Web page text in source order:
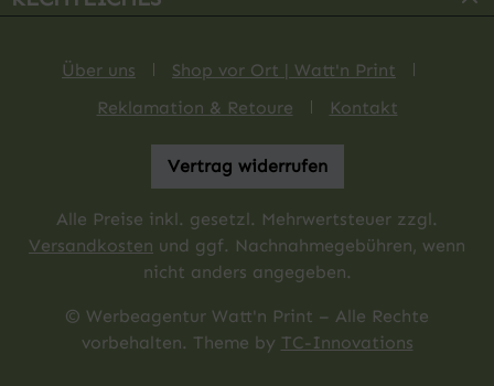
Über uns
Shop vor Ort | Watt'n Print
Reklamation & Retoure
Kontakt
Vertrag widerrufen
Alle Preise inkl. gesetzl. Mehrwertsteuer zzgl.
Versandkosten und ggf. Nachnahmegebühren, wenn
nicht anders angegeben.
© Werbeagentur Watt'n Print – Alle Rechte
vorbehalten. Theme by TC-Innovations